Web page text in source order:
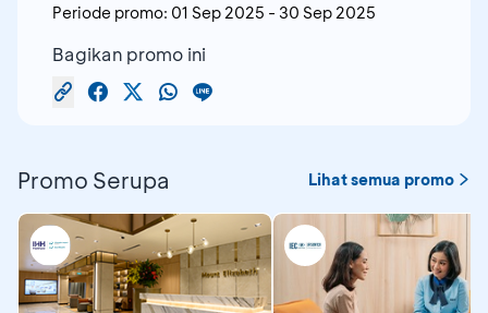
Periode promo: 01 Sep 2025 - 30 Sep 2025
Bagikan promo ini
Promo Serupa Lihat semua promo